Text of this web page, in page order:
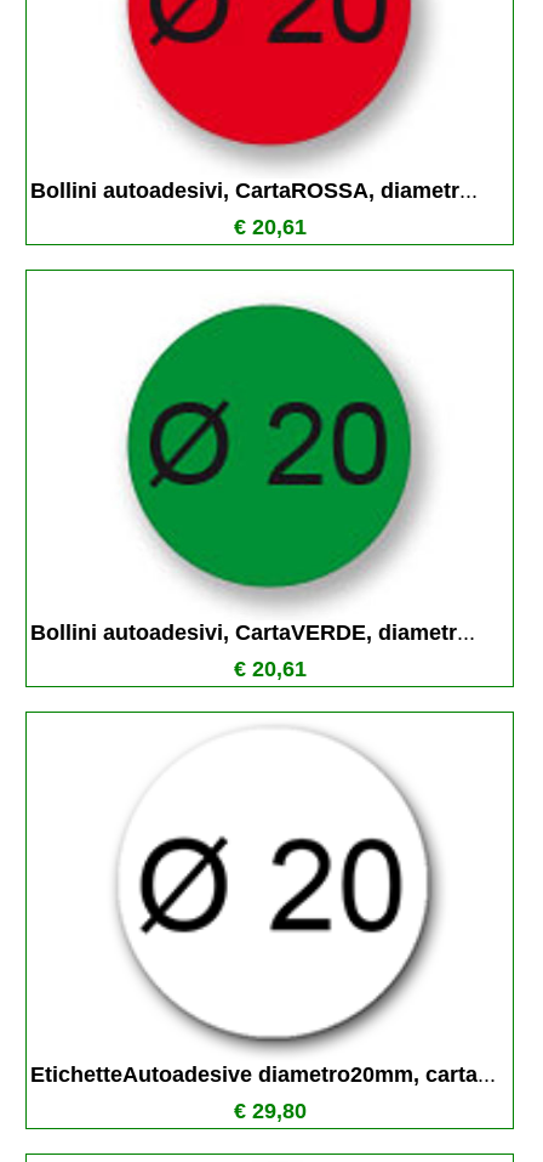
Bollini autoadesivi, CartaROSSA, diametr...
€ 20,61
Bollini autoadesivi, CartaVERDE, diametr...
€ 20,61
EtichetteAutoadesive diametro20mm, carta...
€ 29,80